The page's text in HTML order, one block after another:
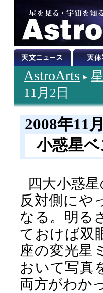
AstroArts
11月2日
2008年11
小惑星
四大小惑
反対側にや
なる。明る
ておけば双
座の変光星
おいて写真
両方がわか